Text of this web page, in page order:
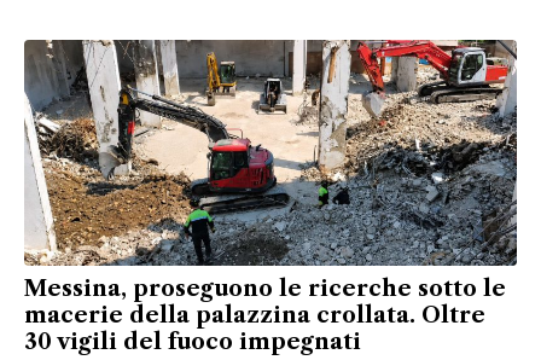
Messina, proseguono le ricerche sotto le
macerie della palazzina crollata. Oltre
30 vigili del fuoco impegnati